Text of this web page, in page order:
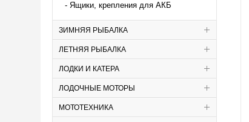
Ящики, крепления для АКБ
ЗИМНЯЯ РЫБАЛКА
ЛЕТНЯЯ РЫБАЛКА
ЛОДКИ И КАТЕРА
ЛОДОЧНЫЕ МОТОРЫ
МОТОТЕХНИКА